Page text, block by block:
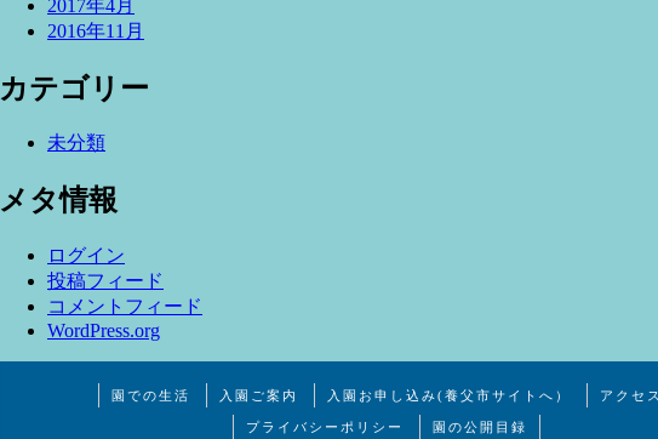
2017年4月
2016年11月
カテゴリー
未分類
メタ情報
ログイン
投稿フィード
コメントフィード
WordPress.org
園での生活 入園ご案内 入園お申し込み(養父市サイトへ） アクセ
プライバシーポリシー 園の公開目録